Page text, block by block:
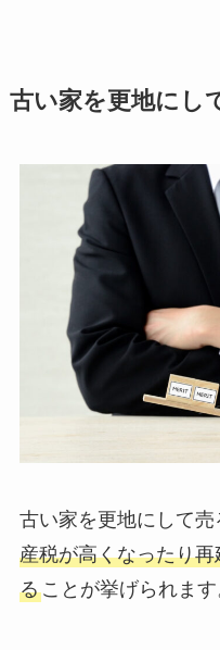
古い家を更地にし
古い家を更地にして売
産税が高くなったり
ることが挙げられます